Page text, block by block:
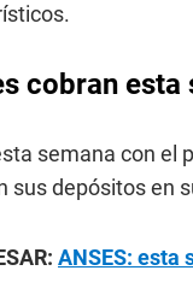
cobran
semana con el
sus depósitos en
ANSES: esta